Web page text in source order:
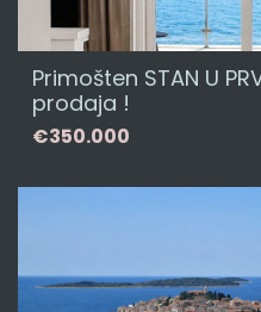
Primošten STAN U
prodaja !
€350.000